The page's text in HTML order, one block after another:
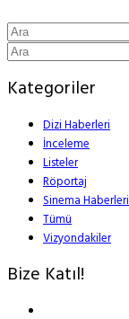
Kategoriler
Dizi Haberleri
İnceleme
Listeler
Röportaj
Sinema Haberleri
Tümü
Vizyondakiler
Bize Katıl!